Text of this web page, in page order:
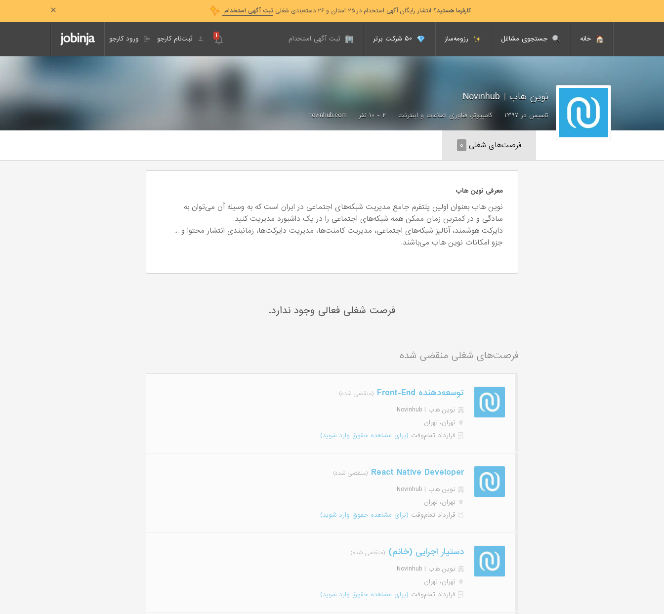
کارفرما هستید؟ انتشار رایگان آگهی استخدام در ۲۵ استان و ۲۶ دسته‌بندی شغلی ثبت آگهی استخدام
خانه جستجوی مشاغل رزومه‌ساز ثبت آگهی استخدام ورود کارجو ثبت‌نام کارجو ۱
نوین هاب|
Novinhub
تاسیس در ۱۳۹۷ کامپیوتر، فناوری اطلاعات و اینترنت ۲ - ۱۰ نفر novinhub.com
فرصت‌های شغلی ۰
معرفی نوین هاب
نوین هاب بعنوان اولین پلتفرم جامع مدیریت شبکه‌های اجتماعی در ایران است که به وسیله آن می‌توان به
سادگی و در کمترین زمان ممکن همه شبکه‌های اجتماعی را در یک داشبورد مدیریت کنید.
دایرکت هوشمند، آنالیز شبکه‌های اجتماعی، مدیریت کامنت‌ها، مدیریت دایرکت‌ها، زمانبندی انتشار محتوا و ...
جزو امکانات نوین هاب می‌باشند.
فرصت شغلی فعالی وجود ندارد.
فرصت‌های شغلی منقضی شده
توسعه‌دهنده Front-End (منقضی شده)
نوین هاب | Novinhub
تهران، تهران
قرارداد تمام‌وقت (برای مشاهده حقوق وارد شوید)
React Native Developer (منقضی شده)
نوین هاب | Novinhub
تهران، تهران
قرارداد تمام‌وقت (برای مشاهده حقوق وارد شوید)
دستیار اجرایی (خانم) (منقضی شده)
نوین هاب | Novinhub
تهران، تهران
قرارداد تمام‌وقت (برای مشاهده حقوق وارد شوید)